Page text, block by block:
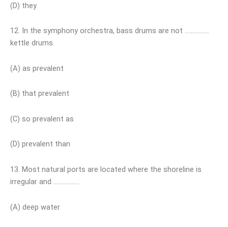
(D) they
12. In the symphony orchestra, bass drums are not …………….
kettle drums.
(A) as prevalent
(B) that prevalent
(C) so prevalent as
(D) prevalent than
13. Most natural ports are located where the shoreline is
irregular and ……………..
(A) deep water